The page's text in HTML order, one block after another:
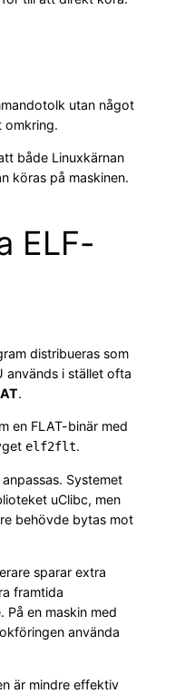
utan något
omkring.
både Linuxkärnan
köras på maskinen.
ELF-
distribueras som
används i stället ofta
.
en FLAT-binär med
elf2flt.
Systemet
uClibc, men
behövde bytas mot
sparar extra
framtida
På en maskin med
använda
är mindre effektiv